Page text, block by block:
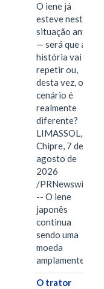
O iene já
esteve nesta
situação antes
— será que a
história vai se
repetir ou,
desta vez, o
cenário é
realmente
diferente?
LIMASSOL,
Chipre, 7 de
agosto de
2026
/PRNewswire/
-- O iene
japonês
continua
sendo uma
moeda
amplamente…
O trator